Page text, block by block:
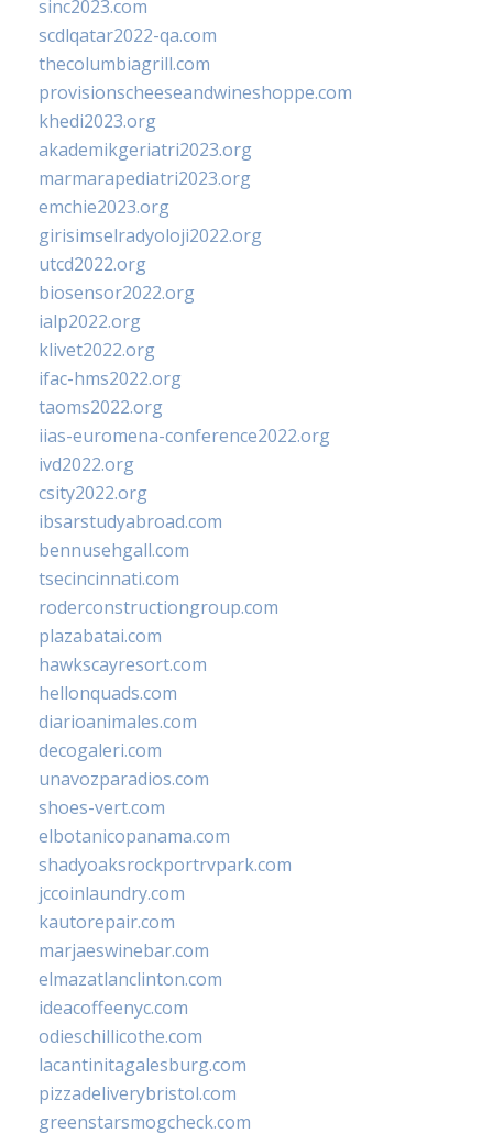
sinc2023.com
scdlqatar2022-qa.com
thecolumbiagrill.com
provisionscheeseandwineshoppe.com
khedi2023.org
akademikgeriatri2023.org
marmarapediatri2023.org
emchie2023.org
girisimselradyoloji2022.org
utcd2022.org
biosensor2022.org
ialp2022.org
klivet2022.org
ifac-hms2022.org
taoms2022.org
iias-euromena-conference2022.org
ivd2022.org
csity2022.org
ibsarstudyabroad.com
bennusehgall.com
tsecincinnati.com
roderconstructiongroup.com
plazabatai.com
hawkscayresort.com
hellonquads.com
diarioanimales.com
decogaleri.com
unavozparadios.com
shoes-vert.com
elbotanicopanama.com
shadyoaksrockportrvpark.com
jccoinlaundry.com
kautorepair.com
marjaeswinebar.com
elmazatlanclinton.com
ideacoffeenyc.com
odieschillicothe.com
lacantinitagalesburg.com
pizzadeliverybristol.com
greenstarsmogcheck.com